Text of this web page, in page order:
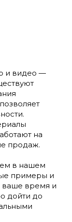
и видео —
на
продаж.
в нашем
примеры и
ваше время и
дойти до